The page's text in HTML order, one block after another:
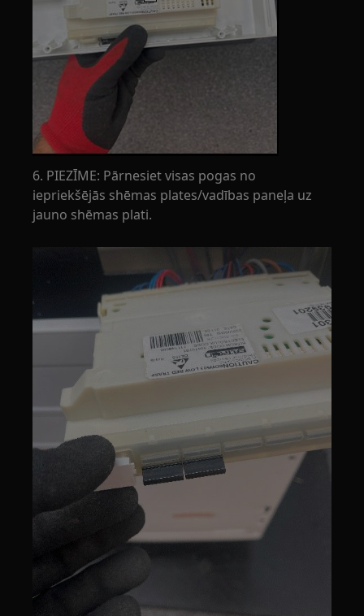
6. PIEZĪME: Pārnesiet visas pogas no
iepriekšējās shēmas plates/vadības paneļa uz
jauno shēmas plati.